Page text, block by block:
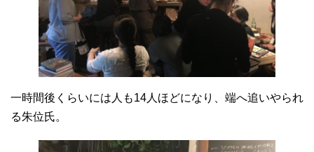
一時間後くらいには人も14人ほどになり、端へ追いやられ
る朱位氏。